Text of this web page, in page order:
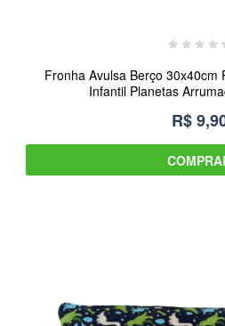
Fronha Avulsa Berço 30x40cm
Infantil Planetas
R$